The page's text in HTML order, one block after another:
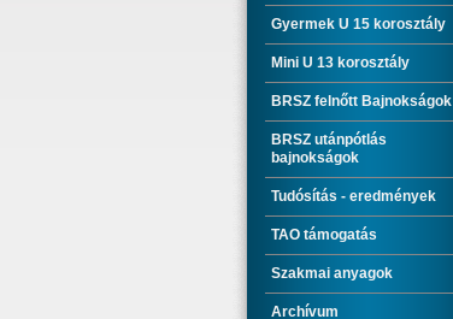
Gyermek U 15 korosztály
Mini U 13 korosztály
BRSZ felnőtt Bajnokságok
BRSZ utánpótlás
bajnokságok
Tudósítás - eredmények
TAO támogatás
Szakmai anyagok
Archívum